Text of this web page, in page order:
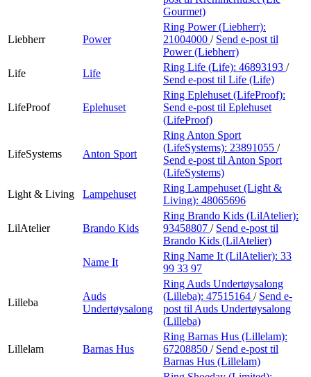
Gourmet)
Liebherr Power
Ring Power (Liebherr):
21004000 / Send e-post til
Power (Liebherr)
Life
Life
Ring Life (Life): 46893193 /
Send e-post til Life (Life)
LifeProof Eplehuset
Ring Eplehuset (LifeProof):
Send e-post til Eplehuset
(LifeProof)
LifeSystems Anton Sport
Ring Anton Sport
(LifeSystems): 23891055 /
Send e-post til Anton Sport
(LifeSystems)
Light & Living
Lampehuset
Ring Lampehuset (Light &
Living): 48065696
LilAtelier Brando Kids
Ring Brando Kids (LilAtelier):
93458807 / Send e-post til
Brando Kids (LilAtelier)
Name It
Ring Name It (LilAtelier): 33
99 33 97
Lilleba
Auds
Undertøysalong
Ring Auds Undertøysalong
(Lilleba): 47515164 / Send e-
post til Auds Undertøysalong
(Lilleba)
Lillelam Barnas Hus
Ring Barnas Hus (Lillelam):
67208850 / Send e-post til
Barnas Hus (Lillelam)